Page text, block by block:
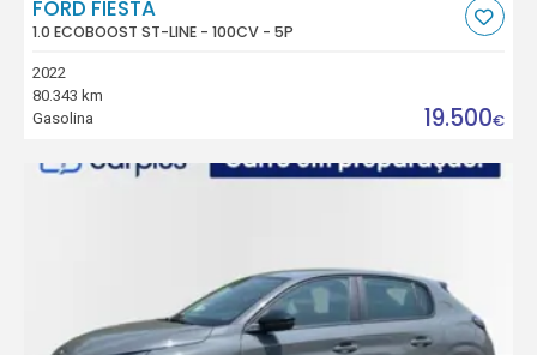
FORD FIESTA
1.0 ECOBOOST ST-LINE - 100CV - 5P
2022
80.343 km
Gasolina
19.500€